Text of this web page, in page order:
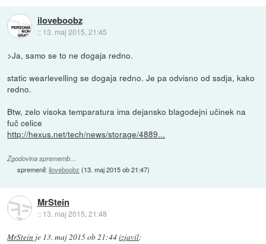
iloveboobz
:: 13. maj 2015, 21:45
>Ja, samo se to ne dogaja redno.
static wearlevelling se dogaja redno. Je pa odvisno od ssdja, kako
redno.
Btw, zelo visoka temparatura ima dejansko blagodejni učinek na
fuč celice
http://hexus.net/tech/news/storage/4889...
Zgodovina sprememb…
spremenil:iloveboobz (13. maj 2015 ob 21:47)
MrStein
:: 13. maj 2015, 21:48
MrStein je 13. maj 2015 ob 21:44izjavil: